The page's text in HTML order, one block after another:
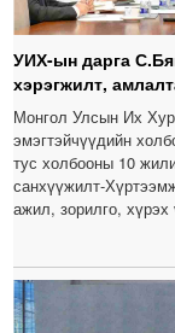
УИХ-ын дарга
хэрэгжилт,
Монгол Улсын Их
эмэгтэйчүүдийн
тус холбооны 10
санхүүжилт-
ажил, зорилго,